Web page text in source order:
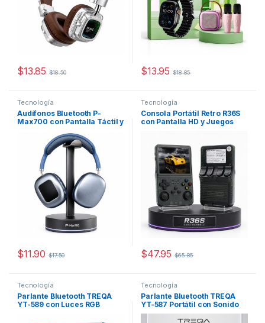
$13.85 $18.50
Este producto tiene múltiples variantes. Las opciones se
$13.95 $18.85
Este producto tiene múltiples
Tecnología
Audífonos Bluetooth P-
Max700 con Pantalla Táctil y
$11.90 $17.50
Este producto tiene múltiples variantes. Las opciones se
Tecnología
Consola Portátil Retro R36S
con Pantalla HD y Juegos
$47.95 $65.85
Este producto tiene múltiples
Tecnología
Parlante Bluetooth TREQA
YT-589 con Luces RGB
Tecnología
Parlante Bluetooth TREQA
YT-587 Portátil con Sonido
Hi-Fi